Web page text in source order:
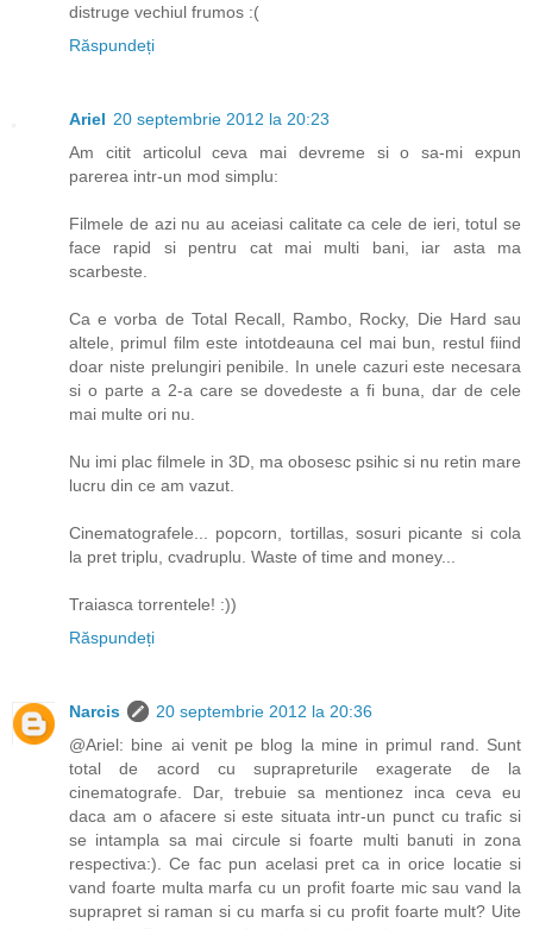
distruge vechiul frumos :(
Răspundeți
Ariel 20 septembrie 2012 la 20:23
Am citit articolul ceva mai devreme si o sa-mi expun
parerea intr-un mod simplu:
Filmele de azi nu au aceiasi calitate ca cele de ieri, totul se
face rapid si pentru cat mai multi bani, iar asta ma
scarbeste.
Ca e vorba de Total Recall, Rambo, Rocky, Die Hard sau
altele, primul film este intotdeauna cel mai bun, restul fiind
doar niste prelungiri penibile. In unele cazuri este necesara
si o parte a 2-a care se dovedeste a fi buna, dar de cele
mai multe ori nu.
Nu imi plac filmele in 3D, ma obosesc psihic si nu retin mare
lucru din ce am vazut.
Cinematografele... popcorn, tortillas, sosuri picante si cola
la pret triplu, cvadruplu. Waste of time and money...
Traiasca torrentele! :))
Răspundeți
Narcis
20 septembrie 2012 la 20:36
@Ariel: bine ai venit pe blog la mine in primul rand. Sunt
total de acord cu suprapreturile exagerate de la
cinematografe. Dar, trebuie sa mentionez inca ceva eu
daca am o afacere si este situata intr-un punct cu trafic si
se intampla sa mai circule si foarte multi banuti in zona
respectiva:). Ce fac pun acelasi pret ca in orice locatie si
vand foarte multa marfa cu un profit foarte mic sau vand la
suprapret si raman si cu marfa si cu profit foarte mult? Uite